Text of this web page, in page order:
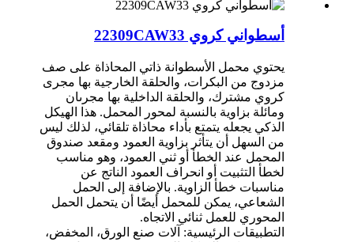
أسطواني كروي 22309CAW33
يحتوي محمل الأسطوانة ذاتي المحاذاة على صف
مزدوج من البكرات، والحلقة الخارجية بها مجرى
كروي مشترك، والحلقة الداخلية بها مجرىان
ومائلة بزاوية بالنسبة لمحور المحمل. هذا الهيكل
الذكي يجعله يتمتع بأداء محاذاة تلقائي، لذلك ليس
من السهل أن يتأثر بزاوية العمود ومقعد صندوق
المحمل عند الخطأ أو ثني العمود، وهو مناسب
لخطأ التثبيت أو انحراف العمود الناتج عن
مناسبات خطأ الزاوية. بالإضافة إلى الحمل
الشعاعي، يمكن للمحمل أيضًا أن يتحمل الحمل
المحوري للعمل ثنائي الاتجاه.
التطبيقات الرئيسية: آلات صنع الورق، المخفض،